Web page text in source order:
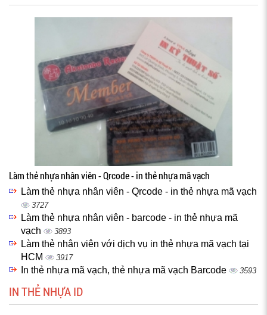
Làm thẻ nhựa nhân viên - Qrcode - in thẻ nhựa mã vạch
Làm thẻ nhựa nhân viên - Qrcode - in thẻ nhựa mã vạch
3727
Làm thẻ nhựa nhân viên - barcode - in thẻ nhựa mã
vạch
3893
Làm thẻ nhân viên với dịch vụ in thẻ nhựa mã vạch tại
HCM
3917
In thẻ nhựa mã vạch, thẻ nhựa mã vạch Barcode 3593
IN THẺ NHỰA ID